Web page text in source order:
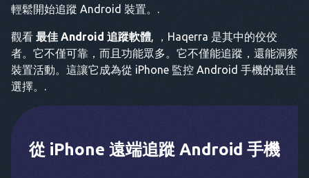
輕鬆開始追蹤 Android 裝置。.
觀看 最佳 Android 追蹤軟體, ，Haqerra 是其中的佼佼
者。它不僅可靠，而且功能眾多。它不僅能追蹤，還能洞察
裝置活動。這讓它成為從 iPhone 監控 Android 手機的最佳
選擇。.
從 iPhone 遠端追蹤 Android 手機